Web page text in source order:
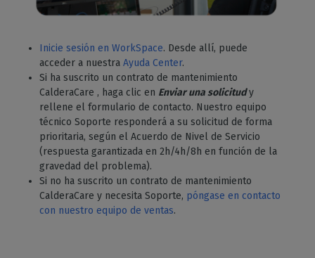
Inicie sesión en WorkSpace. Desde allí, puede
acceder a nuestra Ayuda Center.
Si ha suscrito un contrato de mantenimiento
CalderaCare , haga clic en Enviar una solicitudy
rellene el formulario de contacto. Nuestro equipo
técnico Soporte responderá a su solicitud de forma
prioritaria, según el Acuerdo de Nivel de Servicio
(respuesta garantizada en 2h/4h/8h en función de la
gravedad del problema).
Si no ha suscrito un contrato de mantenimiento
CalderaCare y necesita Soporte, póngase en contacto
con nuestro equipo de ventas.